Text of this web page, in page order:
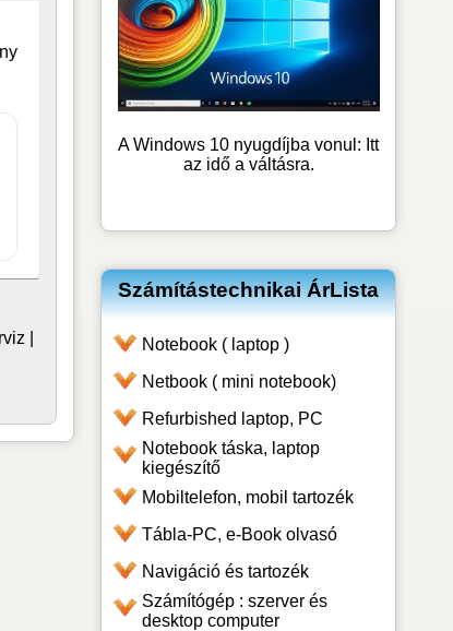
A Windows 10 nyugdíjba vonul: Itt
az idő a váltásra.
Számítástechnikai ÁrLista
Notebook ( laptop )
Netbook ( mini notebook)
Refurbished laptop, PC
Notebook táska, laptop
kiegészítő
Mobiltelefon, mobil tartozék
Tábla-PC, e-Book olvasó
Navigáció és tartozék
Számítógép : szerver és
desktop computer